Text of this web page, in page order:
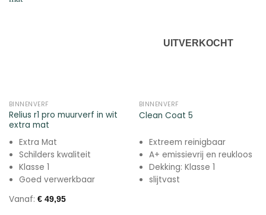
BINNENVERF
Relius r1 pro muurverf in wit
extra mat
Extra Mat
Schilders kwaliteit
Klasse 1
Goed verwerkbaar
Vanaf: €49,95
UITVERKOCHT
BINNENVERF
Clean Coat 5
Extreem reinigbaar
A+ emissievrij en reukloos
Dekking: Klasse 1
slijtvast